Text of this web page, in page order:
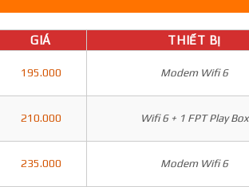
GIÁ THIẾT BỊ
195.000 Modem Wifi 6
210.000 Wifi 6 + 1 FPT Play Box
235.000 Modem Wifi 6